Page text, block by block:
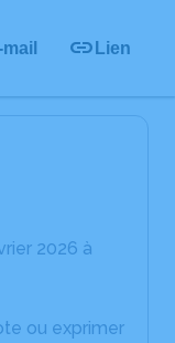
mail Lien
2026 à
ou exprimer